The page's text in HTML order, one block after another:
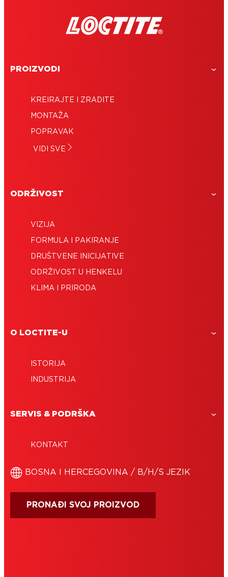
PROIZVODI
KREIRAJTE I ZRADITE
MONTAŽA
POPRAVAK
VIDI SVE
ODRŽIVOST
VIZIJA
FORMULA I PAKIRANJE
DRUŠTVENE INICIJATIVE
ODRŽIVOST U HENKELU
KLIMA I PRIRODA
O LOCTITE-U
ISTORIJA
INDUSTRIJA
SERVIS & PODRŠKA
KONTAKT
BOSNA I HERCEGOVINA / B/H/S JEZIK
PRONAĐI SVOJ PROIZVOD